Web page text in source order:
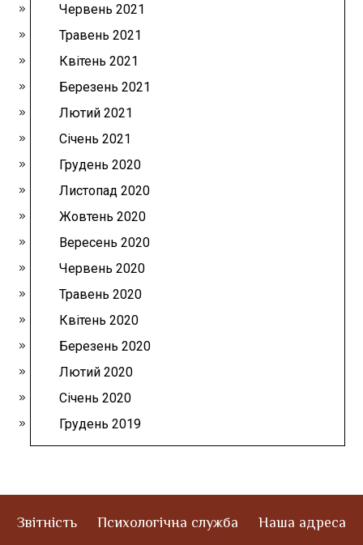
Червень 2021
Травень 2021
Квітень 2021
Березень 2021
Лютий 2021
Січень 2021
Грудень 2020
Листопад 2020
Жовтень 2020
Вересень 2020
Червень 2020
Травень 2020
Квітень 2020
Березень 2020
Лютий 2020
Січень 2020
Грудень 2019
Звітність Психологічна служба
Наша адреса